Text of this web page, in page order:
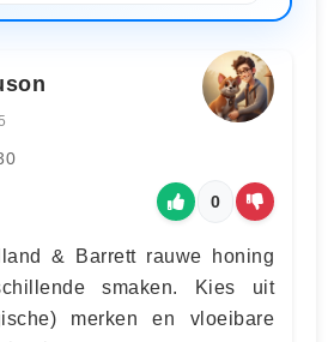
0
& Barrett rauwe honing
smaken. Kies uit
merken en vloeibare